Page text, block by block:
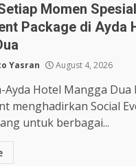
Momen
Package di Ayda
Yasran August 4, 2026
Ayda Hotel Mangga Dua
menghadirkan Social
untuk berbagai...